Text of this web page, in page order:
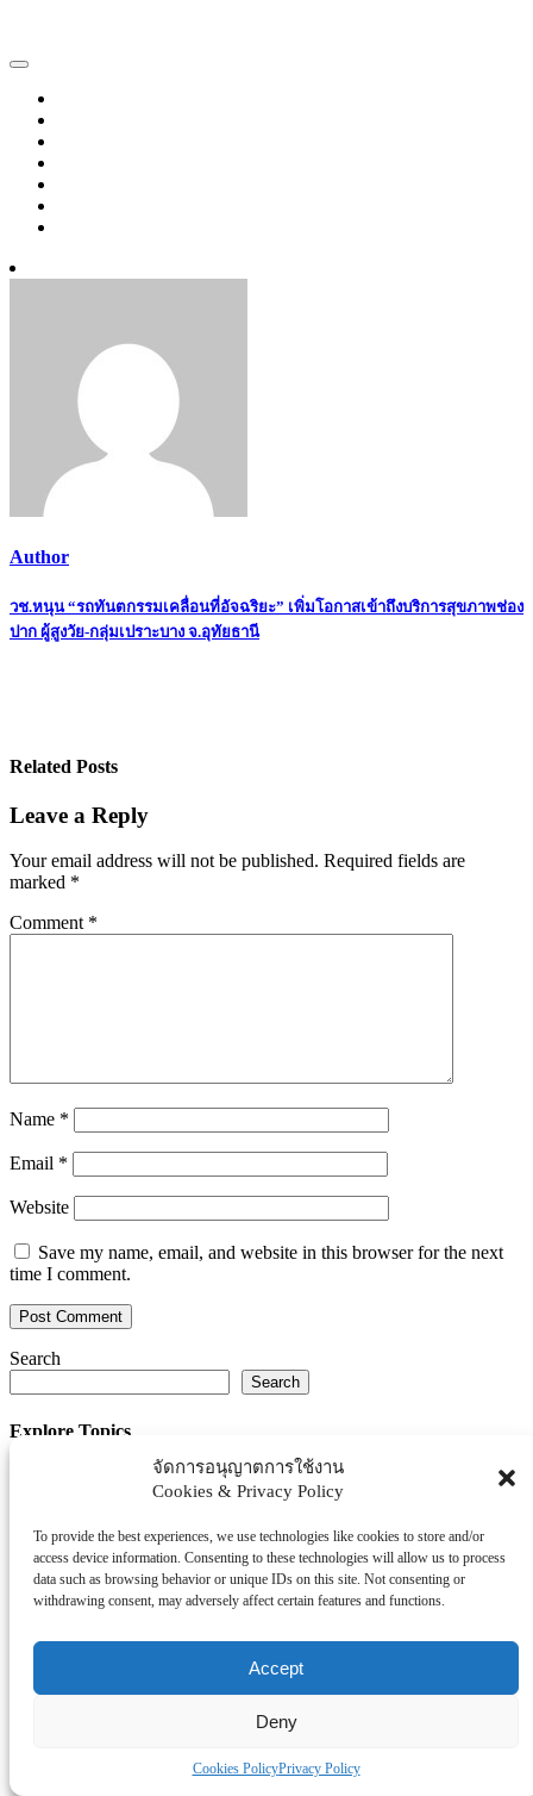
จัดการอนุญาตการใช้งาน
Cookies & Privacy Policy
To provide the best experiences, we use technologies like cookies to store and/or
access device information. Consenting to these technologies will allow us to process
data such as browsing behavior or unique IDs on this site. Not consenting or
withdrawing consent, may adversely affect certain features and functions.
Accept
Deny
Cookies PolicyPrivacy Policy
Author
Post
navigation
วช.หนุน “รถทันตกรรมเคลื่อนที่อัจฉริยะ” เพิ่มโอกาสเข้าถึงบริการสุขภาพช่อง
ปาก ผู้สูงวัย-กลุ่มเปราะบาง จ.อุทัยธานี
Related Posts
Leave a Reply
Your email address will not be published. Required fields are
marked *
Comment *
Name *
Email *
Website
Save my name, email, and website in this browser for the next
time I comment.
Search
Search
Explore Topics
Thaiworldtoday
Uncategorized
ธุรกิจ/ประกัน/การเงิน
บันเทิง/กีฬา
ภาครัฐ/ราชการ
ยานยนต์
โรงแรม/ท่องเที่ยว/อาหาร
Tag Clouds